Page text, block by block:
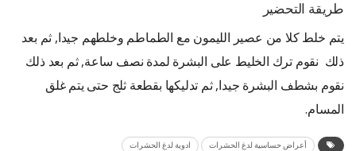
طريقة التحضير
يتم خلط كلا من عصير الليمون مع الطماطم وخلطهم جيدا, ثم بعد
ذلك نقوم ترك الخليط على البشرة لمدة نصف ساعة, ثم بعد ذلك
نقوم بشطف البشرة جيدا, ثم تدليكها بقطعة ثلج حتى يتم غلق
المسام.
أعراض حساسية لدغ الحشرات ادوية لدغ الحشرات